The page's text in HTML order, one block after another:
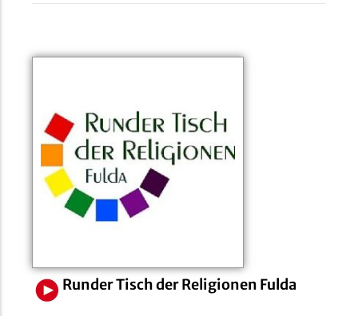
Runder Tisch der Religionen Fulda